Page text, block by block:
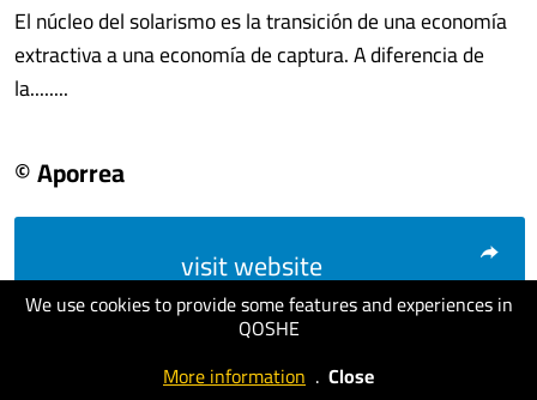
We use cookies to provide some features and experiences in
QOSHE
More information . Close
El núcleo del solarismo es la transición de una economía
extractiva a una economía de captura. A diferencia de
la........
© Aporrea
visit website